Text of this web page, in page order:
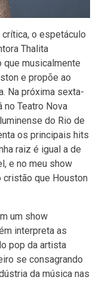
o espetáculo
Thalita
que musicalmente
e propõe ao
Na próxima sexta-
no Teatro Nova
do Rio de
os principais hits
raiz é igual a de
e no meu show
cristão que Houston
um show
interpreta as
pop da artista
se consagrando
da música nas